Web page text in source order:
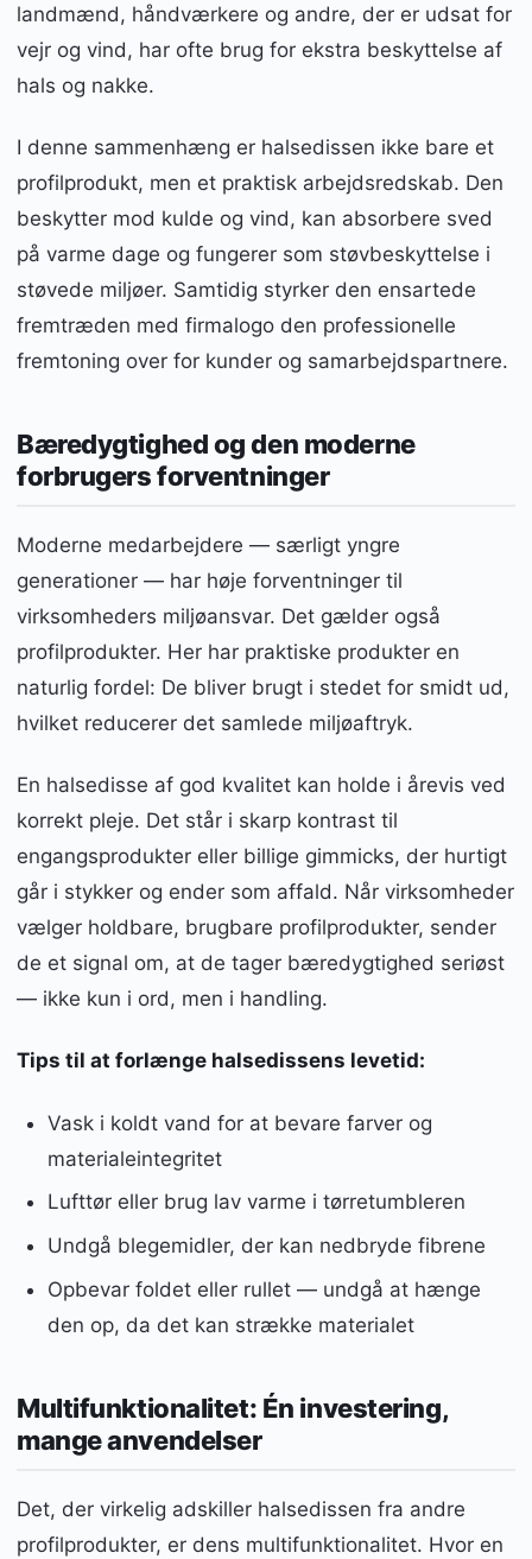
landmænd, håndværkere og andre, der er udsat for
vejr og vind, har ofte brug for ekstra beskyttelse af
hals og nakke.
I denne sammenhæng er halsedissen ikke bare et
profilprodukt, men et praktisk arbejdsredskab. Den
beskytter mod kulde og vind, kan absorbere sved
på varme dage og fungerer som støvbeskyttelse i
støvede miljøer. Samtidig styrker den ensartede
fremtræden med firmalogo den professionelle
fremtoning over for kunder og samarbejdspartnere.
Bæredygtighed og den moderne
forbrugers forventninger
Moderne medarbejdere — særligt yngre
generationer — har høje forventninger til
virksomheders miljøansvar. Det gælder også
profilprodukter. Her har praktiske produkter en
naturlig fordel: De bliver brugt i stedet for smidt ud,
hvilket reducerer det samlede miljøaftryk.
En halsedisse af god kvalitet kan holde i årevis ved
korrekt pleje. Det står i skarp kontrast til
engangsprodukter eller billige gimmicks, der hurtigt
går i stykker og ender som affald. Når virksomheder
vælger holdbare, brugbare profilprodukter, sender
de et signal om, at de tager bæredygtighed seriøst
— ikke kun i ord, men i handling.
Tips til at forlænge halsedissens levetid:
Vask i koldt vand for at bevare farver og
materialeintegritet
Lufttør eller brug lav varme i tørretumbleren
Undgå blegemidler, der kan nedbryde fibrene
Opbevar foldet eller rullet — undgå at hænge
den op, da det kan strække materialet
Multifunktionalitet: Én investering,
mange anvendelser
Det, der virkelig adskiller halsedissen fra andre
profilprodukter, er dens multifunktionalitet. Hvor en